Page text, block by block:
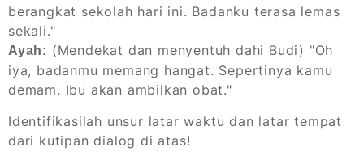
berangkat sekolah hari ini. Badanku terasa lemas
sekali."
Ayah: (Mendekat dan menyentuh dahi Budi) "Oh
iya, badanmu memang hangat. Sepertinya kamu
demam. Ibu akan ambilkan obat."
Identifikasilah unsur latar waktu dan latar tempat
dari kutipan dialog di atas!